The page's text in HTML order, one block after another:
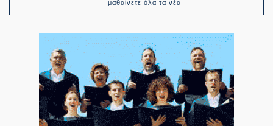
μαθαίνετε όλα τα νέα